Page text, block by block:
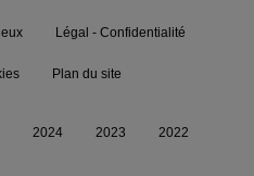
Légal - Confidentialité
Plan du site
2024 2023 2022